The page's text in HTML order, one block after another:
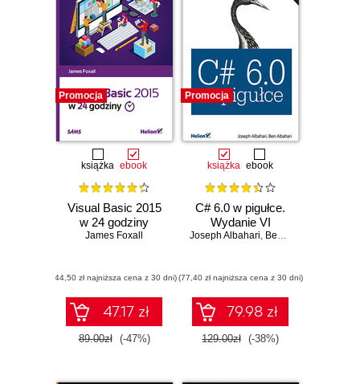
Promocja
książka ebook
Visual Basic 2015
w 24 godziny
James Foxall
(44,50 zł najniższa cena z 30 dni)
47.17 zł
89.00zł (-47%)
Promocja
książka ebook
C# 6.0 w pigułce.
Wydanie VI
Joseph Albahari, Ben Albahari
(77,40 zł najniższa cena z 30 dni)
79.98 zł
129.00zł (-38%)